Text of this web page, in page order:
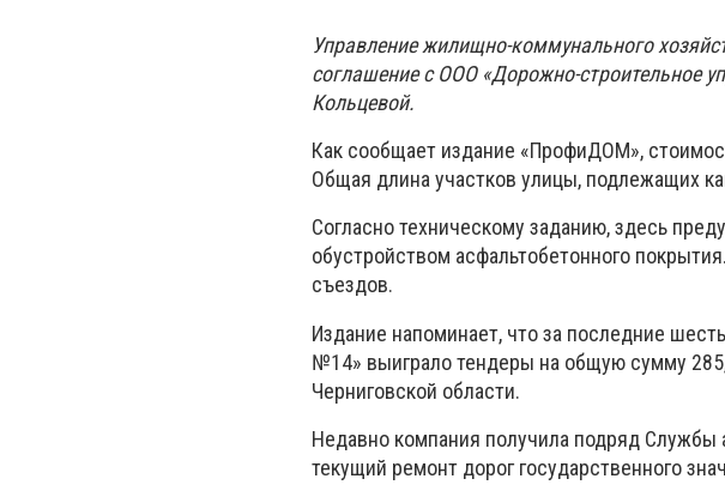
Управление жилищно-коммунального
соглашение с ООО «Дорожно-строительное
Кольцевой.
Как сообщает издание «ПрофиДОМ»,
Общая длина участков улицы, подлежащих
Согласно техническому заданию, здесь
обустройством асфальтобетонного
съездов.
Издание напоминает, что за последние
№14» выиграло тендеры на общую сумму
Черниговской области.
Недавно компания получила подряд Службы
текущий ремонт дорог государственного